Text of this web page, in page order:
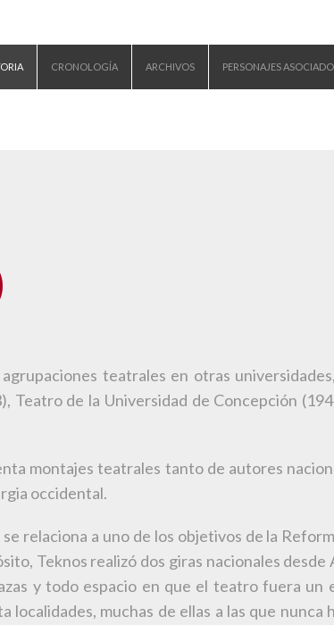
CRONOLOGÍA ARCHIVOS PERSONAJES
teatrales en otras
Teatro de la Universidad de Concepción
montajes teatrales tanto de autores
occidental.
relaciona a uno de los objetivos de la
Teknos realizó dos giras nacionales desde
y todo espacio en que el teatro fuera un
muchas de ellas a las que nunca